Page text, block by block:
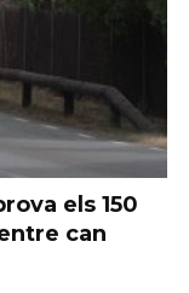
els 150
can